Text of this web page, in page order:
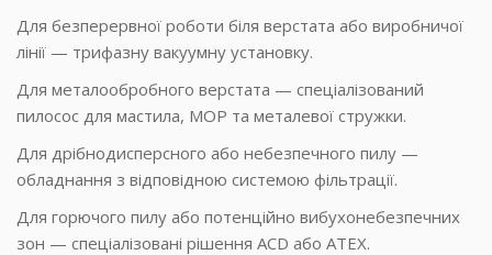
Для безперервної роботи біля верстата або виробничої
лінії — трифазну вакуумну установку.
Для металообробного верстата — спеціалізований
пилосос для мастила, МОР та металевої стружки.
Для дрібнодисперсного або небезпечного пилу —
обладнання з відповідною системою фільтрації.
Для горючого пилу або потенційно вибухонебезпечних
зон — спеціалізовані рішення ACD або ATEX.